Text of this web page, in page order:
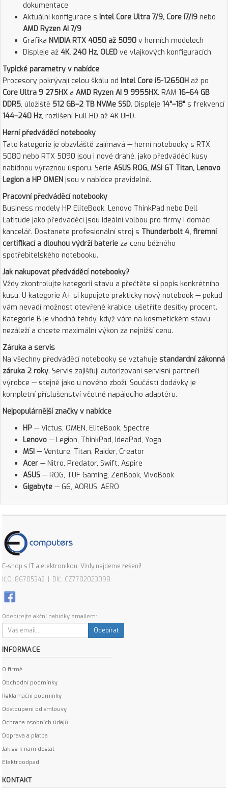
dokumentace
Aktuální konfigurace s Intel Core Ultra 7/9, Core i7/i9 nebo
AMD Ryzen AI 7/9
Grafika NVIDIA RTX 4050 až 5090 v herních modelech
Displeje až 4K, 240 Hz, OLED ve vlajkových konfiguracích
Typické parametry v nabídce
Procesory pokrývají celou škálu od Intel Core i5-12650H až po
Core Ultra 9 275HX a AMD Ryzen AI 9 9955HX. RAM 16–64 GB
DDR5, úložiště 512 GB–2 TB NVMe SSD. Displeje 14"–18" s frekvencí
144–240 Hz, rozlišení Full HD až 4K UHD.
Herní předváděcí notebooky
Tato kategorie je obzvláště zajímavá — herní notebooky s RTX
5080 nebo RTX 5090 jsou i nové drahé, jako předváděcí kusy
nabídnou výraznou úsporu. Série ASUS ROG, MSI GT Titan, Lenovo
Legion a HP OMEN jsou v nabídce pravidelně.
Pracovní předváděcí notebooky
Business modely HP EliteBook, Lenovo ThinkPad nebo Dell
Latitude jako předváděcí jsou ideální volbou pro firmy i domácí
kancelář. Dostanete profesionální stroj s Thunderbolt 4, firemní
certifikací a dlouhou výdrží baterie za cenu běžného
spotřebitelského notebooku.
Jak nakupovat předváděcí notebooky?
Vždy zkontrolujte kategorii stavu a přečtěte si popis konkrétního
kusu. U kategorie A+ si kupujete prakticky nový notebook — pokud
vám nevadí možnost otevřené krabice, ušetříte desítky procent.
Kategorie B je vhodná tehdy, když vám na kosmetickém stavu
nezáleží a chcete maximální výkon za nejnižší cenu.
Záruka a servis
Na všechny předváděcí notebooky se vztahuje standardní zákonná
záruka 2 roky. Servis zajišťují autorizovaní servisní partneři
výrobce — stejně jako u nového zboží. Součástí dodávky je
kompletní příslušenství včetně napájecího adaptéru.
Nejpopulárnější značky v nabídce
HP — Victus, OMEN, EliteBook, Spectre
Lenovo — Legion, ThinkPad, IdeaPad, Yoga
MSI — Venture, Titan, Raider, Creator
Acer — Nitro, Predator, Swift, Aspire
ASUS — ROG, TUF Gaming, ZenBook, VivoBook
Gigabyte — G6, AORUS, AERO
E-shop s IT a elektronikou. Vždy najdeme řešení!
IČO: 86705342 | DIČ: CZ7702023098
Odebírejte akční nabídky emailem:
Odebírat
INFORMACE
O firmě
Obchodní podmínky
Reklamační podmínky
Odstoupení od smlouvy
Ochrana osobních údajů
Doprava a platba
Jak se k nám dostat
Elektroodpad
KONTAKT